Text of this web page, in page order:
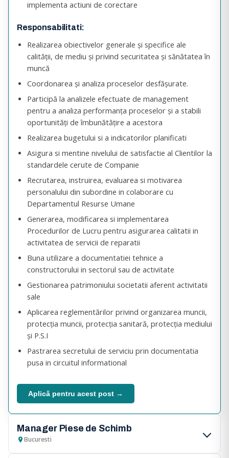
implementa actiuni de corectare
Responsabilitati:
Realizarea obiectivelor generale şi specifice ale
calităţii, de mediu şi privind securitatea şi sănătatea în
muncă
Coordonarea şi analiza proceselor desfăşurate.
Participă la analizele efectuate de management
pentru a analiza performanţa proceselor şi a stabili
oportunităţi de îmbunătăţire a acestora
Realizarea bugetului si a indicatorilor planificati
Asigura si mentine nivelului de satisfactie al Clientilor la
standardele cerute de Companie
Recrutarea, instruirea, evaluarea si motivarea
personalului din subordine in colaborare cu
Departamentul Resurse Umane
Generarea, modificarea si implementarea
Procedurilor de Lucru pentru asigurarea calitatii in
activitatea de servicii de reparatii
Buna utilizare a documentatiei tehnice a
constructorului in sectorul sau de activitate
Gestionarea patrimoniului societatii aferent activitatii
sale
Aplicarea reglementărilor privind organizarea muncii,
protecţia muncii, protecţia sanitară, protecţia mediului
şi P.S.I
Pastrarea secretului de serviciu prin documentatia
pusa in circuitul informational
Aplică pentru acest post →
Manager Piese de Schimb
Bucuresti